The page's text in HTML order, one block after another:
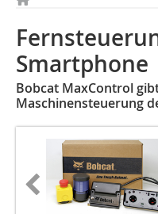
Smartphone
Bobcat MaxControl
Maschinensteuerung